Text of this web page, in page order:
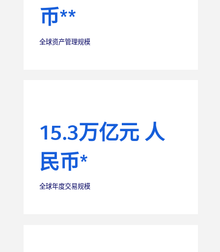
币**
全球资产管理规模
15.3万亿元 人
民币*
全球年度交易规模